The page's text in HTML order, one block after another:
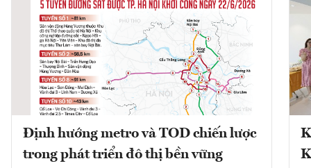
Định hướng metro và TOD chiến lược
trong phát triển đô thị bền vững